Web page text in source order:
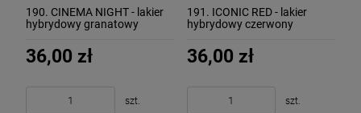
190. CINEMA NIGHT - lakier
hybrydowy granatowy
36,00 zł
szt.
191. ICONIC RED - lakier
hybrydowy czerwony
36,00 zł
szt.